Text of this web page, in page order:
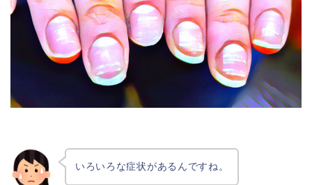
いろいろな症状があるんですね。